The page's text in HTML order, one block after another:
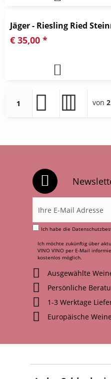
Jäger - Riesling Ried
€ 35,00 *
1 von 2
Ich habe die
Ich möchte zukünftig über
VINO VINO per E-Mail
kostenlos möglich.
Ausgewählte
Persönliche
1-3 Werktage
Europäische Weine